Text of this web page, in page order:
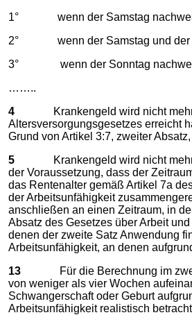
1° wenn der Samstag
2° wenn der Samstag und der
3° wenn der Sonntag
……..
4 Krankengeld wird nicht mehr
Altersversorgungsgesetzes erreicht
Grund von Artikel 3:7, zweiter
5 Krankengeld wird nicht mehr
der Voraussetzung, dass der
das Rentenalter gemäß Artikel 7a
der Arbeitsunfähigkeit
anschließen an einen Zeitraum, in
Absatz des Gesetzes über Arbeit
denen der zweite Satz Anwendung
Arbeitsunfähigkeit, an denen
13 Für die Berechnung im zweiten
von weniger als vier Wochen
Schwangerschaft oder Geburt
Arbeitsunfähigkeit realistisch